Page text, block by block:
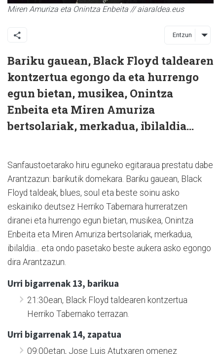
Miren Amuriza eta Onintza Enbeita // aiaraldea.eus
Entzun
Bariku gauean, Black Floyd taldearen
kontzertua egongo da eta hurrengo
egun bietan, musikea, Onintza
Enbeita eta Miren Amuriza
bertsolariak, merkadua, ibilaldia...
Sanfaustoetarako hiru eguneko egitaraua prestatu dabe
Arantzazun: barikutik domekara. Bariku gauean, Black
Floyd taldeak, blues, soul eta beste soinu asko
eskainiko deutsez Herriko Tabernara hurreratzen
diranei eta hurrengo egun bietan, musikea, Onintza
Enbeita eta Miren Amuriza bertsolariak, merkadua,
ibilaldia... eta ondo pasetako beste aukera asko egongo
dira Arantzazun.
Urri bigarrenak 13, barikua
21:30ean, Black Floyd taldearen kontzertua
Herriko Tabernako terrazan.
Urri bigarrenak 14, zapatua
09:00etan, Jose Luis Atutxaren omenez